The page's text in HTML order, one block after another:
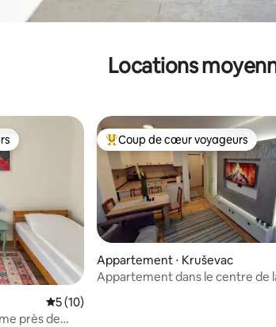
Locations
les plus appréciés
Évaluation moyenne sur la base de 10
5 (10)
près de
Coups de cœur voyageurs les
Coup de cœur voyageurs
Appartement ⋅ Kruševac
Appartement dans le centre de